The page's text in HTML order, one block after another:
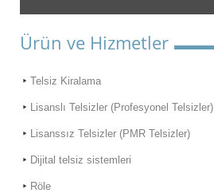
Ürün ve Hizmetler
Telsiz Kiralama
Lisanslı Telsizler (Profesyonel Telsizler)
Lisanssız Telsizler (PMR Telsizler)
Dijital telsiz sistemleri
Röle